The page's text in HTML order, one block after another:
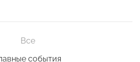
Все
события